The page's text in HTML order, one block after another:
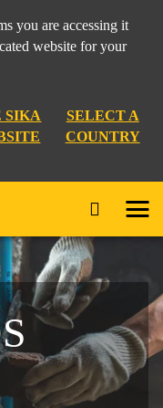
you are accessing it
website for your
SIKA
SELECT A
COUNTRY